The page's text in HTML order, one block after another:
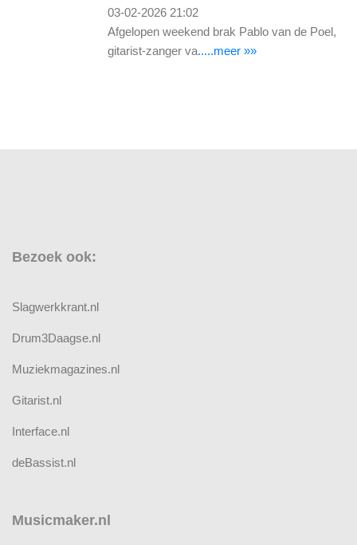
03-02-2026 21:02
Afgelopen weekend brak Pablo van de Poel,
gitarist-zanger va.....meer »»
Bezoek ook:
Slagwerkkrant.nl
Drum3Daagse.nl
Muziekmagazines.nl
Gitarist.nl
Interface.nl
deBassist.nl
Musicmaker.nl